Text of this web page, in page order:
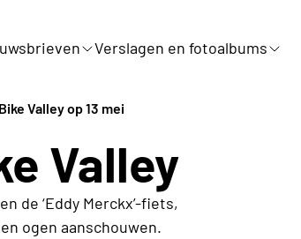
Verslagen en fotoalbums
Valley op 13 mei
Valley
de ‘Eddy Merckx’-fiets,
ogen aanschouwen.